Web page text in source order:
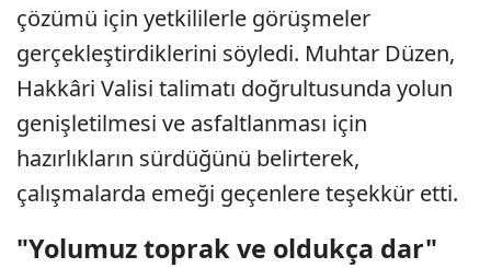
çözümü için yetkililerle görüşmeler
gerçekleştirdiklerini söyledi. Muhtar Düzen,
Hakkâri Valisi talimatı doğrultusunda yolun
genişletilmesi ve asfaltlanması için
hazırlıkların sürdüğünü belirterek,
çalışmalarda emeği geçenlere teşekkür etti.
"Yolumuz toprak ve oldukça dar"